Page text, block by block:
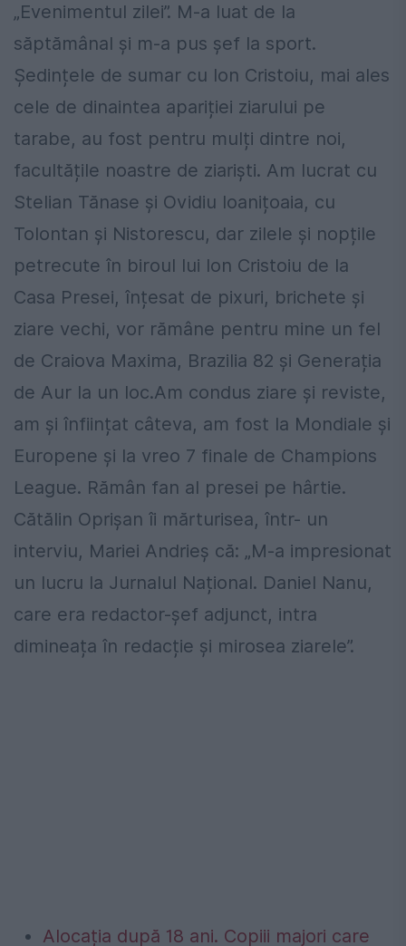
„Evenimentul zilei”. M-a luat de la
săptămânal și m-a pus șef la sport.
Ședințele de sumar cu Ion Cristoiu, mai ales
cele de dinaintea apariției ziarului pe
tarabe, au fost pentru mulți dintre noi,
facultățile noastre de ziariști. Am lucrat cu
Stelian Tănase și Ovidiu Ioanițoaia, cu
Tolontan și Nistorescu, dar zilele și nopțile
petrecute în biroul lui Ion Cristoiu de la
Casa Presei, înțesat de pixuri, brichete și
ziare vechi, vor rămâne pentru mine un fel
de Craiova Maxima, Brazilia 82 și Generația
de Aur la un loc.Am condus ziare și reviste,
am și înființat câteva, am fost la Mondiale și
Europene și la vreo 7 finale de Champions
League. Rămân fan al presei pe hârtie.
Cătălin Oprișan îi mărturisea, într- un
interviu, Mariei Andrieș că: „M-a impresionat
un lucru la Jurnalul Național. Daniel Nanu,
care era redactor-șef adjunct, intra
dimineața în redacție și mirosea ziarele”.
Alocația după 18 ani. Copiii majori care